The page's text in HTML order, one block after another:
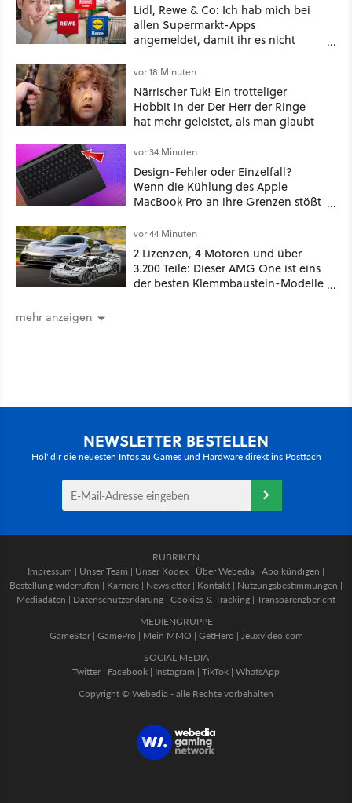
Lidl, Rewe & Co: Ich hab mich bei
allen Supermarkt-Apps
angemeldet, damit ihr es nicht
vor 18 Minuten
Närrischer Tuk! Ein trotteliger
Hobbit in der Der Herr der Ringe
hat mehr geleistet, als man glaubt
vor 34 Minuten
Design-Fehler oder Einzelfall?
Wenn die Kühlung des Apple
MacBook Pro an ihre Grenzen stößt
vor 44 Minuten
2 Lizenzen, 4 Motoren und über
3.200 Teile: Dieser AMG One ist eins
der besten Klemmbaustein-Modelle
mehr anzeigen
NEWSLETTER BESTELLEN
Hol' dir die neuesten Infos zu Games und Hardware direkt ins Postfach
RUBRIKEN
Impressum | Unser Team | Unser Kodex | Über Webedia | Abo kündigen |
Bestellung widerrufen | Karriere | Newsletter | Kontakt | Nutzungsbestimmungen |
Mediadaten | Datenschutzerklärung | Cookies & Tracking | Transparenzbericht
MEDIENGRUPPE
GameStar| GamePro | Mein MMO | GetHero | Jeuxvideo.com
SOCIAL MEDIA
Twitter | Facebook | Instagram | TikTok | WhatsApp
Copyright © Webedia - alle Rechte vorbehalten